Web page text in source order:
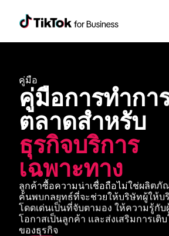
คู่มือ
คู่มือการทำกา
ตลาดสำหรับ
ธุรกิจบริการ
เฉพาะทาง
ลูกค้าซื้อความน่าเชื่อถือไม่ใช่ผลิตภั
ค้นพบกลยุทธ์ที่จะช่วยให้บริษัทผู้ให้บ
โดดเด่นเป็นที่จับตามอง ให้ความรู้กับ
โอกาสเป็นลูกค้า และส่งเสริมการเติ
ของธุรกิจ